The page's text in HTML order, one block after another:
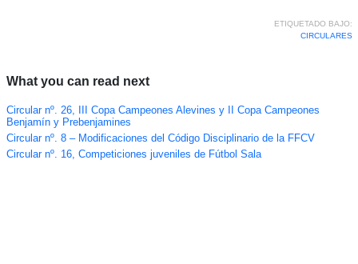
ETIQUETADO BAJO:
CIRCULARES
What you can read next
Circular nº. 26, III Copa Campeones Alevines y II Copa Campeones
Benjamín y Prebenjamines
Circular nº. 8 – Modificaciones del Código Disciplinario de la FFCV
Circular nº. 16, Competiciones juveniles de Fútbol Sala